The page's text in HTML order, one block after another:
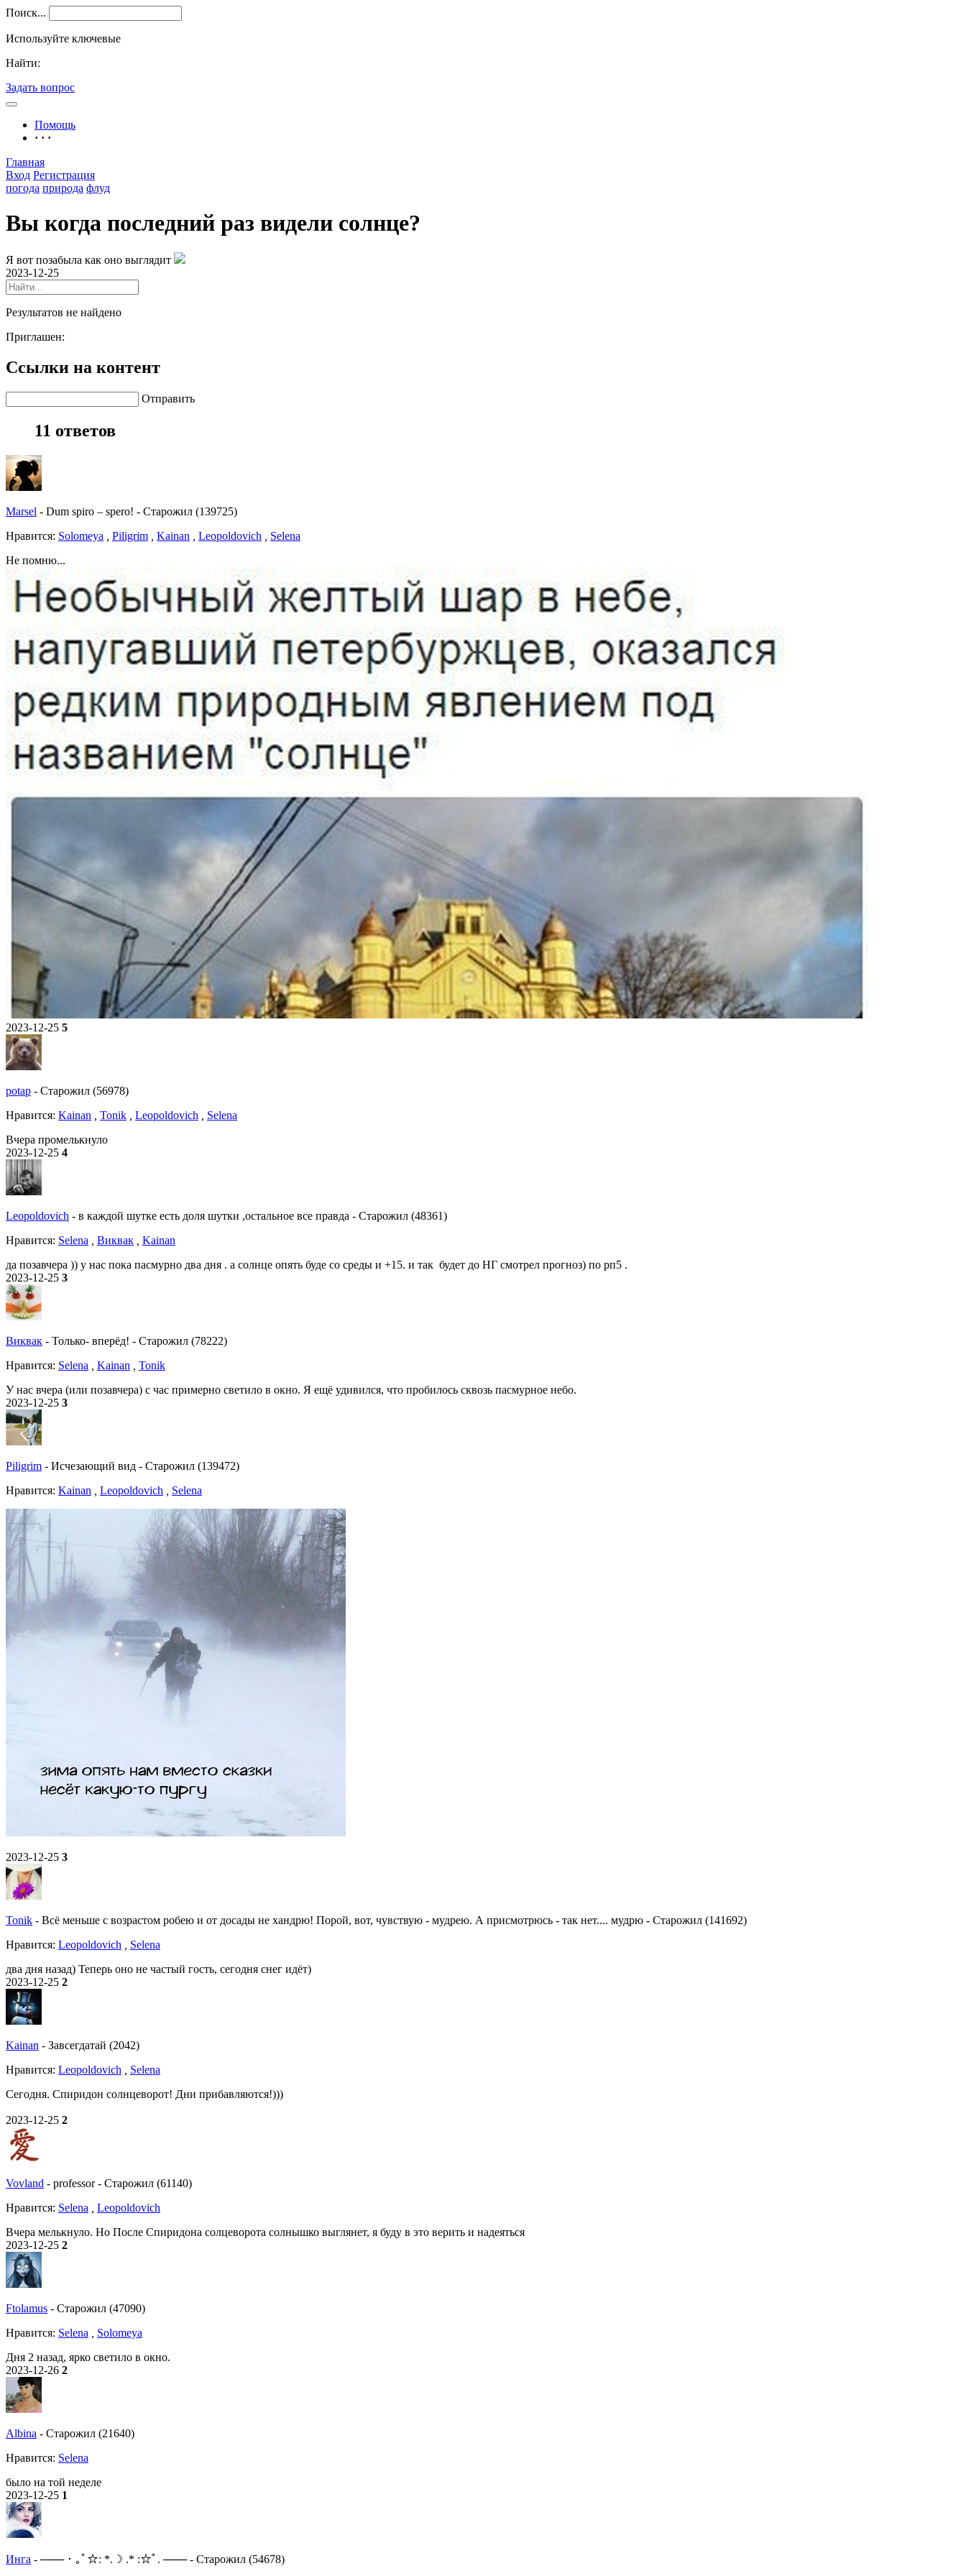
Поиск...
Используйте ключевые
Найти:
Задать вопрос
Помощь
· · ·
Главная
Вход Регистрация
погода природа флуд
Вы когда последний раз видели солнце?
Я вот позабыла как оно выглядит
2023-12-25
Результатов не найдено
Приглашен:
Ссылки на контент
Отправить
11 ответов
Marsel - Dum spiro – spero! - Старожил (139725)
Нравитcя: Solomeya Piligrim Kainan Leopoldovich
Selena
Не помню...
2023-12-25 5
potap - Старожил (56978)
Нравитcя: Kainan Tonik Leopoldovich
Selena
Вчера промелькнуло
2023-12-25 4
Leopoldovich - в каждой шутке есть доля шутки ,остальное все правда - Старожил (48361)
Нравитcя: Selena Виквак
Kainan
да позавчера )) у нас пока пасмурно два дня . а солнце опять буде со среды и +15. и так будет до НГ смотрел прогноз) по рп5 .
2023-12-25 3
Виквак - Только- вперёд! - Старожил (78222)
Нравитcя: Selena Kainan
Tonik
У нас вчера (или позавчера) с час примерно светило в окно. Я ещё удивился, что пробилось сквозь пасмурное небо.
2023-12-25 3
Piligrim - Исчезающий вид - Старожил (139472)
Нравитcя: Kainan Leopoldovich Selena
2023-12-25 3
Tonik - Всё меньше с возрастом робею и от досады не хандрю! Порой, вот, чувствую - мудрею. А присмотрюсь - так нет.... мудрю - Старожил (141692)
Нравитcя: Leopoldovich
Selena
два дня назад) Теперь оно не частый гость, сегодня снег идёт)
2023-12-25 2
Kainan - Завсегдатай (2042)
Нравитcя: Leopoldovich
Selena
Сегодня. Спиридон солнцеворот! Дни прибавляются!)))
2023-12-25 2
Vovland - professor - Старожил (61140)
Нравитcя: Selena
Leopoldovich
Вчера мелькнуло. Но После Спиридона солцеворота солнышко выглянет, я буду в это верить и надеяться
2023-12-25 2
Ftolamus - Старожил (47090)
Нравитcя: Selena
Solomeya
Дня 2 назад, ярко светило в окно.
2023-12-26 2
Albina - Старожил (21640)
Нравитcя: Selena
было на той неделе
2023-12-25 1
Инга - ─── ･ ｡ﾟ☆: *.☽ .* :☆ﾟ. ─── - Старожил (54678)